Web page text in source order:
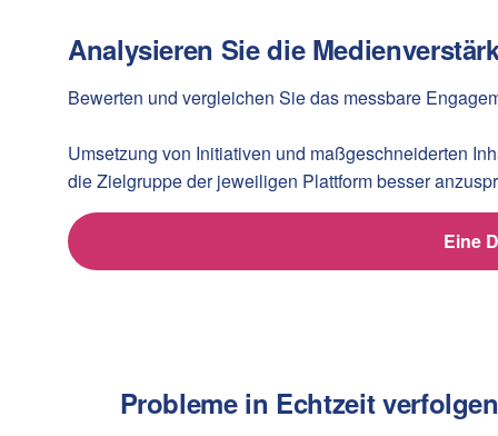
Analysieren Sie die
Bewerten und vergleichen Sie das messbare
Umsetzung von Initiativen und maßgeschneiderten
die Zielgruppe der jeweiligen Plattform besser
Eine
Probleme in Echtzeit verfolgen